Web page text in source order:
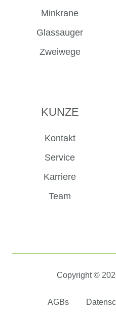
Minkrane
Glassauger
Zweiwege
KUNZE
Kontakt
Service
Karriere
Team
Copyright ©
AGBs